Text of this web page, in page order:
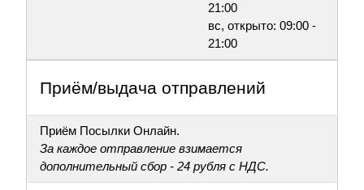
21:00
вс, открыто: 09:00 -
21:00
Приём/выдача отправлений
Приём Посылки Онлайн.
За каждое отправление взимается
дополнительный сбор - 24 рубля с НДС.